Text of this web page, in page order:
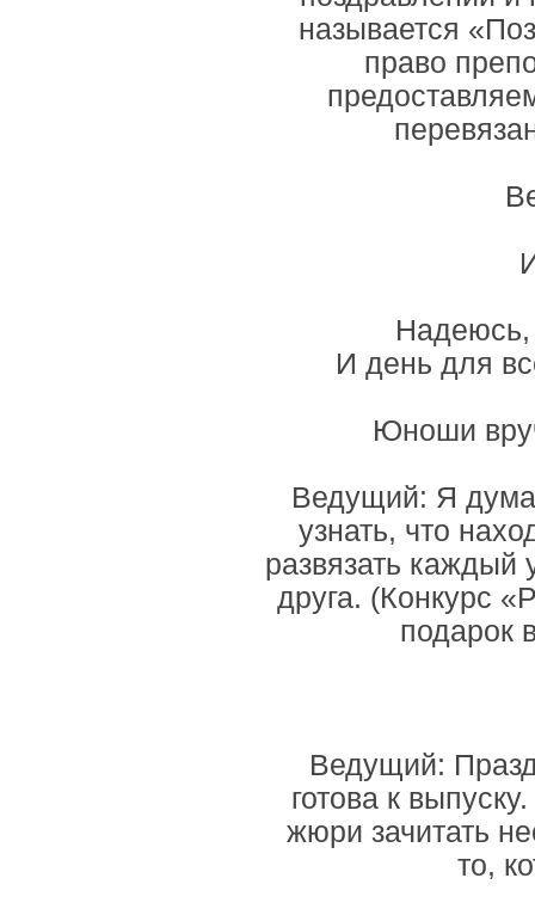
называется
право
Надеюсь,
И день для
Юноши
Ведущий: Я
узнать, что
развязать каждый
друга. (Конкурс
подарок
Ведущий:
готова к
жюри зачитать
то,